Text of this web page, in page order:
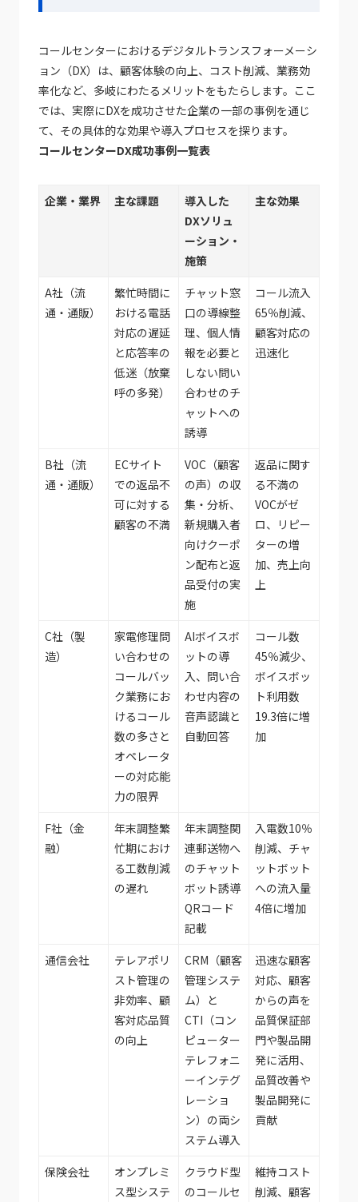
コールセンターにおけるデジタルトランスフォーメーシ
ョン（DX）は、顧客体験の向上、コスト削減、業務効
率化など、多岐にわたるメリットをもたらします。ここ
では、実際にDXを成功させた企業の一部の事例を通じ
て、その具体的な効果や導入プロセスを探ります。
コールセンターDX成功事例一覧表
企業・業界 主な課題
導入した
DXソリュ
ーション・
施策
主な効果
A社（流
通・通販）
繁忙時間に
おける電話
対応の遅延
と応答率の
低迷（放棄
呼の多発）
チャット窓
口の導線整
理、個人情
報を必要と
しない問い
合わせのチ
ャットへの
誘導
コール流入
65％削減、
顧客対応の
迅速化
B社（流
通・通販）
ECサイト
での返品不
可に対する
顧客の不満
VOC（顧客
の声）の収
集・分析、
新規購入者
向けクーポ
ン配布と返
品受付の実
施
返品に関す
る不満の
VOCがゼ
ロ、リピー
ターの増
加、売上向
上
C社（製
造）
家電修理問
い合わせの
コールバッ
ク業務にお
けるコール
数の多さと
オペレータ
ーの対応能
力の限界
AIボイスボ
ットの導
入、問い合
わせ内容の
音声認識と
自動回答
コール数
45％減少、
ボイスボッ
ト利用数
19.3倍に増
加
F社（金
融）
年末調整繁
忙期におけ
る工数削減
の遅れ
年末調整関
連郵送物へ
のチャット
ボット誘導
QRコード
記載
入電数10％
削減、チャ
ットボット
への流入量
4倍に増加
通信会社
テレアポリ
スト管理の
非効率、顧
客対応品質
の向上
CRM（顧客
管理システ
ム）と
CTI（コン
ピューター
テレフォニ
ーインテグ
レーショ
ン）の両シ
ステム導入
迅速な顧客
対応、顧客
からの声を
品質保証部
門や製品開
発に活用、
品質改善や
製品開発に
貢献
保険会社
オンプレミ
ス型システ
クラウド型
のコールセ
維持コスト
削減、顧客